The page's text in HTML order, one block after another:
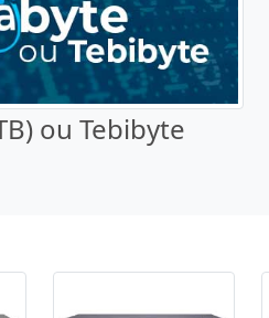
ou Tebibyte